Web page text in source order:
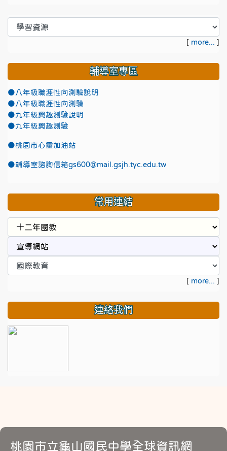
[ more... ]
輔導室專區
●八年級職涯性向測驗說明
●八年級職涯性向測驗
●九年級興趣測驗說明
●九年級興趣測驗
●桃園市心靈加油站
●輔導室諮詢信箱gs600@mail.gsjh.tyc.edu.tw
常用連結
[ more... ]
連絡我們
桃園市立龜山國民中學全球資訊網